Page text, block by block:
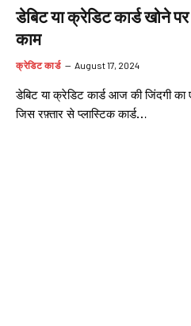
डेबिट या क्रेडिट कार्ड खोने
काम
क्रेडिट कार्ड August 17, 2024
डेबिट या क्रेडिट कार्ड आज की जिंदगी
जिस रफ़्तार से प्लास्टिक कार्ड…